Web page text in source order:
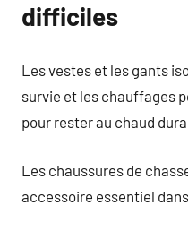
difficiles
Les vestes et les gants
survie et les chauffages
pour rester au chaud
Les chaussures de
accessoire essentiel